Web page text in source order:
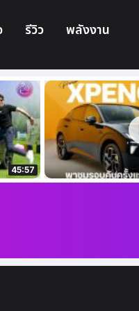
รีวิว พลังงาน
45:57